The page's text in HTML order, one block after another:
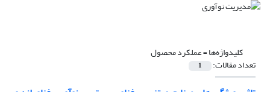
کلیدواژه‌ها =عملکرد محصول
تعداد مقالات: 1